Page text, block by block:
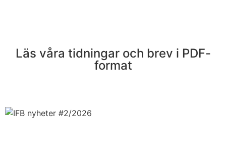
Läs våra tidningar och brev i PDF-
format